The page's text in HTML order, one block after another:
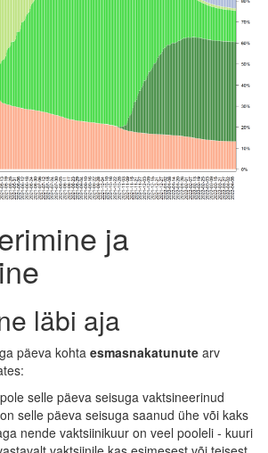
ja
läbi aja
päeva kohta esmasnakatunute arv
selle päeva seisuga vaktsineerinud
selle päeva seisuga saanud ühe või kaks
nende vaktsiinikuur on veel pooleli - kuuri